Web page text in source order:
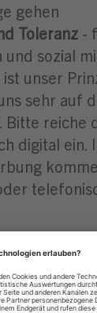
gehen
Toleranz -
und sozial
unser
sehr auf
Bitte reiche
digital ein.